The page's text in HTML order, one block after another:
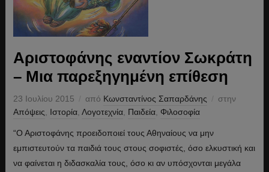
Αριστοφάνης εναντίον Σωκράτη
– Μια παρεξηγημένη επίθεση
23 Ιουλίου 2015 από Κωνσταντίνος Σαπαρδάνης
στην
Απόψεις
Ιστορία, Λογοτεχνία, Παιδεία, Φιλοσοφία
“Ο Αριστοφάνης προειδοποιεί τους Αθηναίους να μην
εμπιστευτούν τα παιδιά τους στους σοφιστές, όσο ελκυστική και
να φαίνεται η διδασκαλία τους, όσο κι αν υπόσχονται μεγάλα